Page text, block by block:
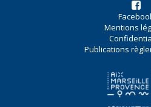
Mentions
Publications